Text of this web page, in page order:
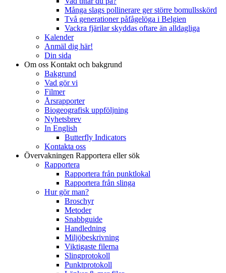
Många slags pollinerare ger större bomullsskörd
Två generationer påfågelöga i Belgien
Vackra fjärilar skyddas oftare än alldagliga
Kalender
Anmäl dig här!
Din sida
Om oss Kontakt och bakgrund
Bakgrund
Vad gör vi
Filmer
Årsrapporter
Biogeografisk uppföljning
Nyhetsbrev
In English
Butterfly Indicators
Kontakta oss
Övervakningen Rapportera eller sök
Rapportera
Rapportera från punktlokal
Rapportera från slinga
Hur gör man?
Broschyr
Metoder
Snabbguide
Handledning
Miljöbeskrivning
Viktigaste filerna
Slingprotokoll
Punktprotokoll